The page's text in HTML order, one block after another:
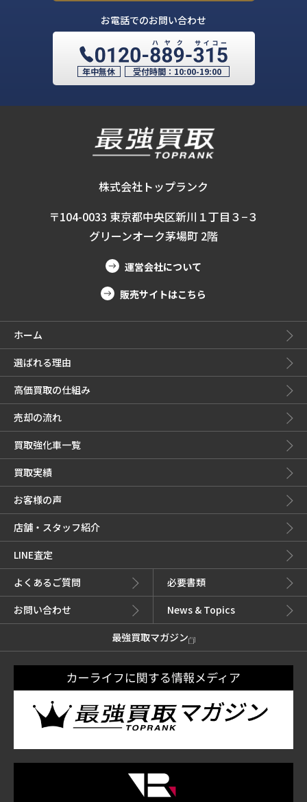
お電話でのお問い合わせ
年中無休 受付時間： 10:00-19:00
株式会社トップランク
〒104-0033 東京都中央区新川１丁目３−３
グリーンオーク茅場町 2階
運営会社について
販売サイトはこちら
ホーム
選ばれる理由
高価買取の仕組み
売却の流れ
買取強化車一覧
買取実績
お客様の声
店舗・スタッフ紹介
LINE査定
よくあるご質問
必要書類
お問い合わせ
News & Topics
最強買取マガジン